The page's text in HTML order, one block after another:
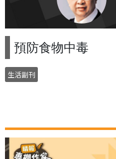
預防食物中毒
生活副刊